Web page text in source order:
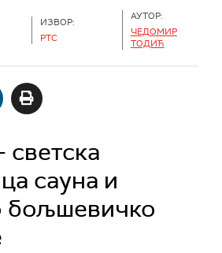
ИЗВОР:
РТС
АУТОР:
ЧЕДОМИР
ТОДИЋ
сауна и
бољшевичко